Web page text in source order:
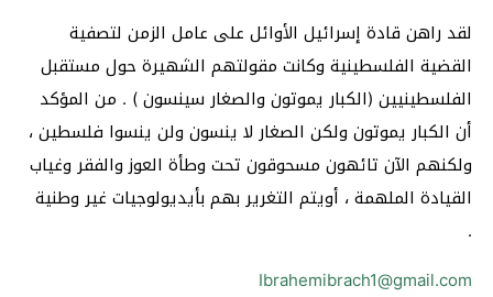
لقد راهن قادة إسرائيل الأوائل على عامل الزمن لتصفية
القضية الفلسطينية وكانت مقولتهم الشهيرة حول مستقبل
الفلسطينيين (الكبار يموتون والصغار سينسون ) . من المؤكد
أن الكبار يموتون ولكن الصغار لا ينسون ولن ينسوا فلسطين ،
ولكنهم الآن تائهون مسحوقون تحت وطأة العوز والفقر وغياب
القيادة الملهمة ، أويتم التغرير بهم بأيديولوجيات غير وطنية
.
Ibrahemibrach1@gmail.com